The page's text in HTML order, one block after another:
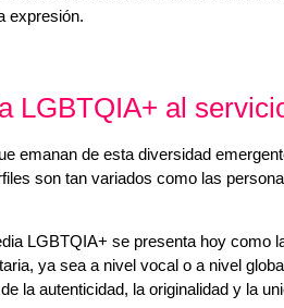
expresión.
LGBTQIA+ al
emanan de esta diversidad
son tan variados como las
LGBTQIA+ se presenta hoy
ya sea a nivel vocal o a nivel
la autenticidad, la originalidad y la